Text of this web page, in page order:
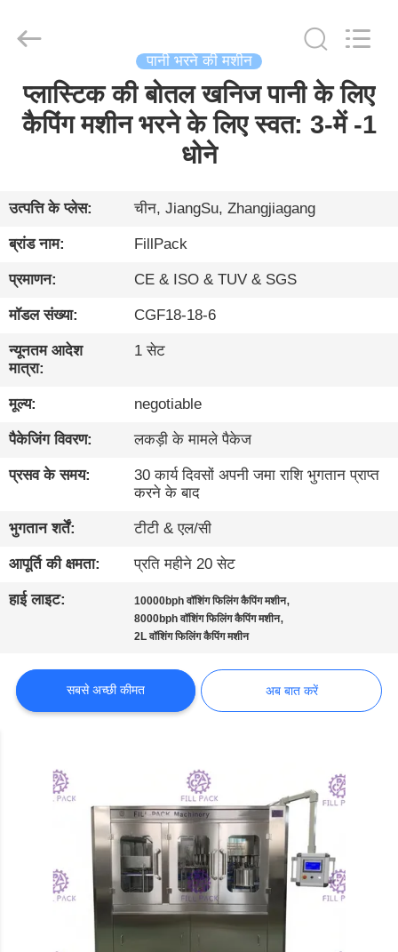
घर
हमारे
बारे
में
कारखाना
भ्रमण
गुणवत्ता
नियंत्रण
करें
समाचार
बात
करें
PACK
Machinery
Rights
Reserved.
पानी भरने की मशीन
प्लास्टिक की बोतल खनिज पानी के लिए
कैपिंग मशीन भरने के लिए स्वत: 3-में -1
धोने
उत्पत्ति के प्लेस: चीन, JiangSu, Zhangjiagang
ब्रांड नाम: FillPack
प्रमाणन: CE & ISO & TUV & SGS
मॉडल संख्या: CGF18-18-6
न्यूनतम आदेश
मात्रा:
1 सेट
मूल्य: negotiable
पैकेजिंग विवरण: लकड़ी के मामले पैकेज
प्रसव के समय:
30 कार्य दिवसों अपनी जमा राशि भुगतान प्राप्त
करने के बाद
भुगतान शर्तें: टीटी & एल/सी
आपूर्ति की क्षमता: प्रति महीने 20 सेट
हाई लाइट: 10000bph वॉशिंग फिलिंग कैपिंग मशीन,
8000bph वॉशिंग फिलिंग कैपिंग मशीन,
2L वॉशिंग फिलिंग कैपिंग मशीन
सबसे अच्छी कीमत अब बात करें